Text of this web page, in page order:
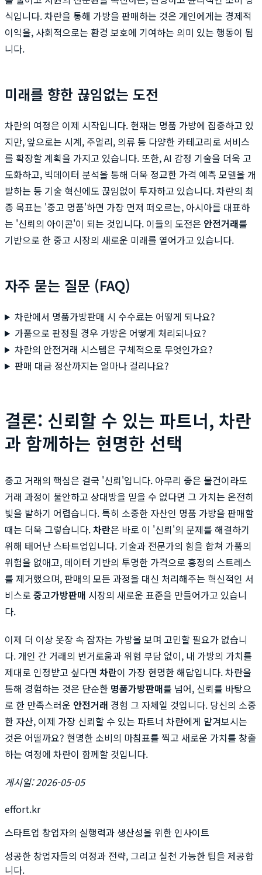
식입니다. 차란을 통해 가방을 판매하는 것은 개인에게는 경제적
이익을, 사회적으로는 환경 보호에 기여하는 의미 있는 행동이 됩
니다.
미래를 향한 끊임없는 도전
차란의 여정은 이제 시작입니다. 현재는 명품 가방에 집중하고 있
지만, 앞으로는 시계, 주얼리, 의류 등 다양한 카테고리로 서비스
를 확장할 계획을 가지고 있습니다. 또한, AI 감정 기술을 더욱 고
도화하고, 빅데이터 분석을 통해 더욱 정교한 가격 예측 모델을 개
발하는 등 기술 혁신에도 끊임없이 투자하고 있습니다. 차란의 최
종 목표는 '중고 명품'하면 가장 먼저 떠오르는, 아시아를 대표하
는 '신뢰의 아이콘'이 되는 것입니다. 이들의 도전은 안전거래를
기반으로 한 중고 시장의 새로운 미래를 열어가고 있습니다.
자주 묻는 질문 (FAQ)
차란에서 명품가방판매 시 수수료는 어떻게 되나요?
가품으로 판정될 경우 가방은 어떻게 처리되나요?
차란의 안전거래 시스템은 구체적으로 무엇인가요?
판매 대금 정산까지는 얼마나 걸리나요?
결론: 신뢰할 수 있는 파트너, 차란
과 함께하는 현명한 선택
중고 거래의 핵심은 결국 '신뢰'입니다. 아무리 좋은 물건이라도
거래 과정이 불안하고 상대방을 믿을 수 없다면 그 가치는 온전히
빛을 발하기 어렵습니다. 특히 소중한 자산인 명품 가방을 판매할
때는 더욱 그렇습니다.차란은 바로 이 '신뢰'의 문제를 해결하기
위해 태어난 스타트업입니다. 기술과 전문가의 힘을 합쳐 가품의
위험을 없애고, 데이터 기반의 투명한 가격으로 흥정의 스트레스
를 제거했으며, 판매의 모든 과정을 대신 처리해주는 혁신적인 서
비스로 중고가방판매 시장의 새로운 표준을 만들어가고 있습니
다.
이제 더 이상 옷장 속 잠자는 가방을 보며 고민할 필요가 없습니
다. 개인 간 거래의 번거로움과 위험 부담 없이, 내 가방의 가치를
제대로 인정받고 싶다면 차란이 가장 현명한 해답입니다. 차란을
통해 경험하는 것은 단순한 명품가방판매를 넘어, 신뢰를 바탕으
로 한 만족스러운 안전거래 경험 그 자체일 것입니다. 당신의 소중
한 자산, 이제 가장 신뢰할 수 있는 파트너 차란에게 맡겨보시는
것은 어떨까요? 현명한 소비의 마침표를 찍고 새로운 가치를 창출
하는 여정에 차란이 함께할 것입니다.
게시일: 2026-05-05
effort.kr
스타트업 창업자의 실행력과 생산성을 위한 인사이트
성공한 창업자들의 여정과 전략, 그리고 실천 가능한 팁을 제공합
니다.